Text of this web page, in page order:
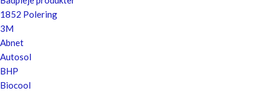
1852 Polering
3M
Abnet
Autosol
BHP
Biocool